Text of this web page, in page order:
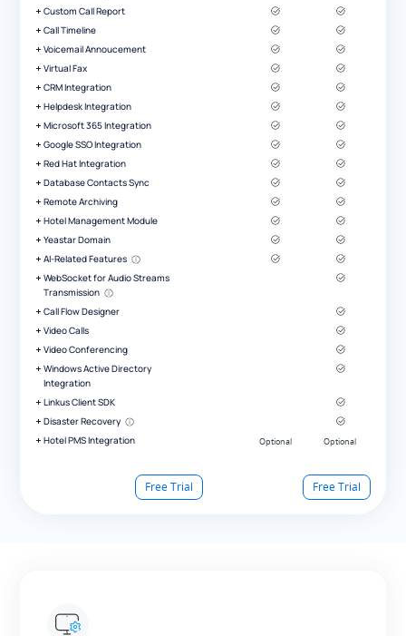
Custom Call Report
Call Timeline
Voicemail Annoucement
Virtual Fax
CRM Integration
Helpdesk Integration
Microsoft 365 Integration
Google SSO Integration
Red Hat Integration
Database Contacts Sync
Remote Archiving
Hotel Management Module
Yeastar Domain
AI-Related Features
WebSocket for Audio Streams
Transmission
Call Flow Designer
Video Calls
Video Conferencing
Windows Active Directory
Integration
Linkus Client SDK
Disaster Recovery
Hotel PMS Integration
Free Trial Free Trial